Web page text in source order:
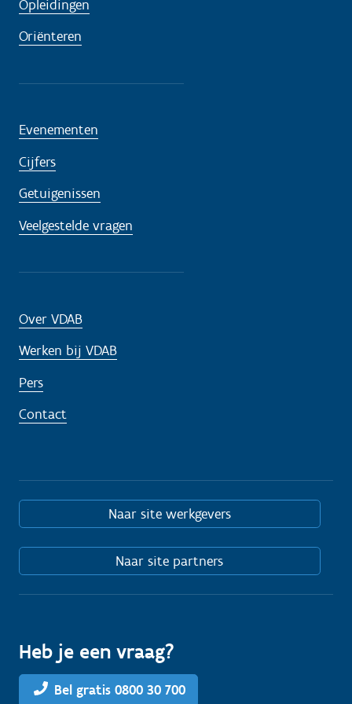
Opleidingen
Oriënteren
Evenementen
Cijfers
Getuigenissen
Veelgestelde vragen
Over VDAB
Werken bij VDAB
Pers
Contact
Naar site werkgevers
Naar site partners
Heb je een vraag?
Bel gratis 0800 30 700